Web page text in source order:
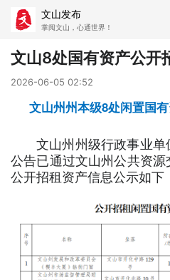
文山发布
掌阅文山，心通世界！
新闻
飞卡阅读
媒体看文山 直播
康养 社会
县市
文山8处国有资产公开
2026-06-05 02:52
文山州州本级8处闲置国
文山州州级行政事业
公告已通过文山州公共资
公开招租资产信息公示如下